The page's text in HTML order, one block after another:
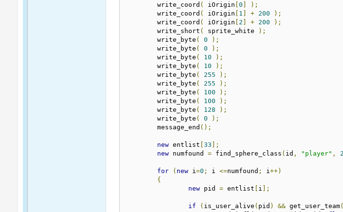
	write_coord
( iOrigin [0 ]
);
	write_coord
( iOrigin [ 1 ] + 200
);
	write_coord
( iOrigin [ 2 ] + 200
);
	write_short
( sprite_white
);
	write_byte
( 0
);
	write_byte
( 0
);
	write_byte
( 10
);
	write_byte
( 10
);
	write_byte
( 255
);
	write_byte
( 255
);
	write_byte
( 100
);
	write_byte
( 100
);
	write_byte
( 128
);
	write_byte
( 0
);
	message_end
();
new entlist [33 ];
new numfound = find_sphere_class ( id , "player" ,
for ( new i=0 ; i <=numfound ; i++)
{
new pid = entlist [ i ];
if ( is_user_alive ( pid ) && get_user_team(